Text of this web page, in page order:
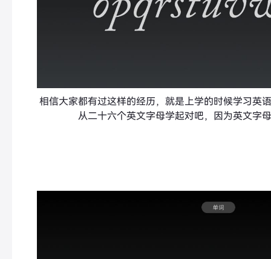
相信大家都有过这样的经历，就是上学的时候学习英
从二十六个英文字母学起对吧，因为英文字